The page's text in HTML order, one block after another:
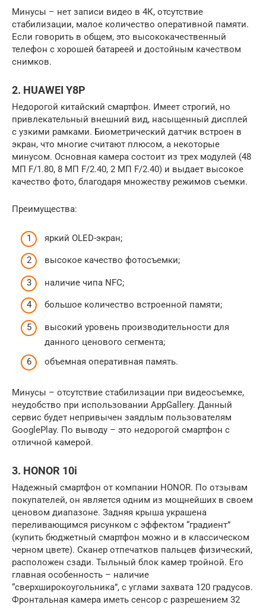
Минусы – нет записи видео в 4К, отсутствие
стабилизации, малое количество оперативной памяти.
Если говорить в общем, это высококачественный
телефон с хорошей батареей и достойным качеством
снимков.
2. HUAWEI Y8P
Недорогой китайский смартфон. Имеет строгий, но
привлекательный внешний вид, насыщенный дисплей
с узкими рамками. Биометрический датчик встроен в
экран, что многие считают плюсом, а некоторые
минусом. Основная камера состоит из трех модулей (48
МП F/1.80, 8 МП F/2.40, 2 МП F/2.40) и выдает высокое
качество фото, благодаря множеству режимов съемки.
Преимущества:
яркий OLED-экран;
высокое качество фотосъемки;
наличие чипа NFC;
большое количество встроенной памяти;
высокий уровень производительности для
данного ценового сегмента;
объемная оперативная память.
Минусы – отсутствие стабилизации при видеосъемке,
неудобство при использовании AppGallery. Данный
сервис будет непривычен заядлым пользователям
GooglePlay. По выводу – это недорогой смартфон с
отличной камерой.
3. HONOR 10i
Надежный смартфон от компании HONOR. По отзывам
покупателей, он является одним из мощнейших в своем
ценовом диапазоне. Задняя крыша украшена
переливающимся рисунком с эффектом “градиент”
(купить бюджетный смартфон можно и в классическом
черном цвете). Сканер отпечатков пальцев физический,
расположен сзади. Тыльный блок камер тройной. Его
главная особенность – наличие
“сверхширокоугольника”, с углами захвата 120 градусов.
Фронтальная камера иметь сенсор с разрешением 32